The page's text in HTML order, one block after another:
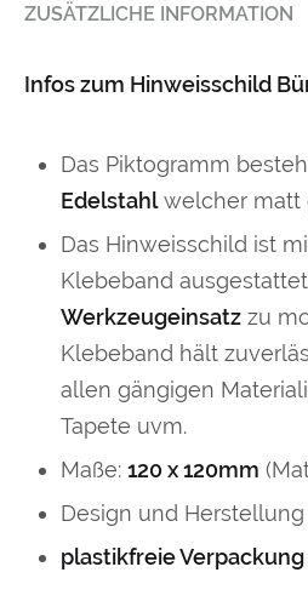
ZUSÄTZLICHE INFORMATION
Infos zum Hinweisschild
Das Piktogramm
Edelstahlwelcher matt
Das Hinweisschild ist
Klebeband
Werkzeugeinsatz zu
Klebeband hält
allen gängigen
Tapete uvm.
Maße: 120 x 120mm
Design und Herstellung
plastikfreie Verpackung